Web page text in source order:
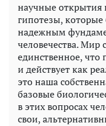
научные открытия
гипотезы,
надежным
человечества. Мир
единственное, что
и действует как
это наша
базовые
в этих вопросах
свои,